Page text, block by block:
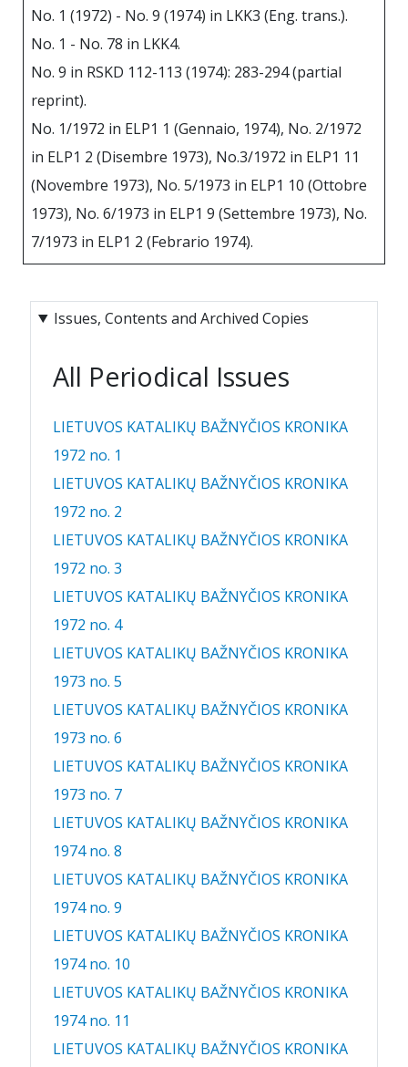
No. 1 (1972) - No. 9 (1974) in LKK3 (Eng. trans.).
No. 1 - No. 78 in LKK4.
No. 9 in RSKD 112-113 (1974): 283-294 (partial
reprint).
No. 1/1972 in ELP1 1 (Gennaio, 1974), No. 2/1972
in ELP1 2 (Disembre 1973), No.3/1972 in ELP1 11
(Novembre 1973), No. 5/1973 in ELP1 10 (Ottobre
1973), No. 6/1973 in ELP1 9 (Settembre 1973), No.
7/1973 in ELP1 2 (Febrario 1974).
Issues, Contents and Archived Copies
All Periodical Issues
LIETUVOS KATALIKŲ BAŽNYČIOS KRONIKA
1972 no. 1
LIETUVOS KATALIKŲ BAŽNYČIOS KRONIKA
1972 no. 2
LIETUVOS KATALIKŲ BAŽNYČIOS KRONIKA
1972 no. 3
LIETUVOS KATALIKŲ BAŽNYČIOS KRONIKA
1972 no. 4
LIETUVOS KATALIKŲ BAŽNYČIOS KRONIKA
1973 no. 5
LIETUVOS KATALIKŲ BAŽNYČIOS KRONIKA
1973 no. 6
LIETUVOS KATALIKŲ BAŽNYČIOS KRONIKA
1973 no. 7
LIETUVOS KATALIKŲ BAŽNYČIOS KRONIKA
1974 no. 8
LIETUVOS KATALIKŲ BAŽNYČIOS KRONIKA
1974 no. 9
LIETUVOS KATALIKŲ BAŽNYČIOS KRONIKA
1974 no. 10
LIETUVOS KATALIKŲ BAŽNYČIOS KRONIKA
1974 no. 11
LIETUVOS KATALIKŲ BAŽNYČIOS KRONIKA